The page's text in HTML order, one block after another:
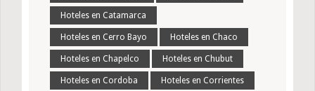
Hoteles en Catamarca
Hoteles en Cerro Bayo Hoteles en Chaco
Hoteles en Chapelco Hoteles en Chubut
Hoteles en Cordoba Hoteles en Corrientes